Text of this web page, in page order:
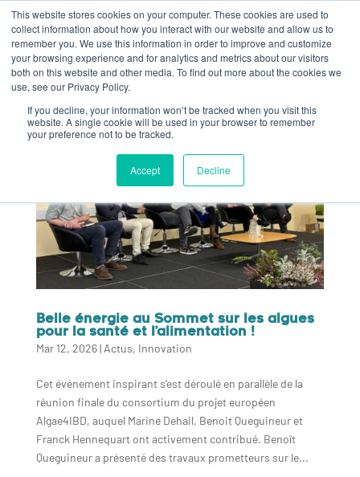
This website stores cookies on your computer. These cookies are used to
collect information about how you interact with our website and allow us to
remember you. We use this information in order to improve and customize
your browsing experience and for analytics and metrics about our visitors
both on this website and other media. To find out more about the cookies we
use, see our Privacy Policy.
If you decline, your information won’t be tracked when you visit this
website. A single cookie will be used in your browser to remember
your preference not to be tracked.
Accept Decline
Belle énergie au Sommet sur les algues
pour la santé et l’alimentation !
Mar 12, 2026| Actus, Innovation
Cet événement inspirant s’est déroulé en parallèle de la
réunion finale du consortium du projet européen
Algae4IBD, auquel Marine Dehail, Benoit Queguineur et
Franck Hennequart ont activement contribué. Benoît
Queguineur a présenté des travaux prometteurs sur le...